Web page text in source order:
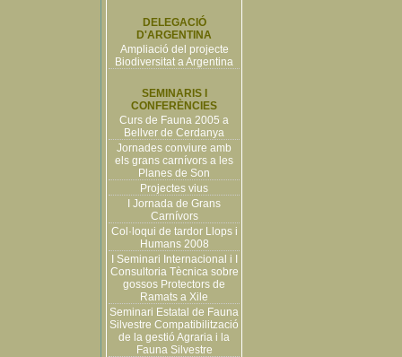
DELEGACIÓ
D'ARGENTINA
Ampliació del projecte
Biodiversitat a Argentina
SEMINARIS I
CONFERÈNCIES
Curs de Fauna 2005 a
Bellver de Cerdanya
Jornades conviure amb
els grans carnívors a les
Planes de Son
Projectes vius
I Jornada de Grans
Carnívors
Col·loqui de tardor Llops i
Humans 2008
I Seminari Internacional i I
Consultoria Tècnica sobre
gossos Protectors de
Ramats a Xile
Seminari Estatal de Fauna
Silvestre Compatibilització
de la gestió Agraria i la
Fauna Silvestre